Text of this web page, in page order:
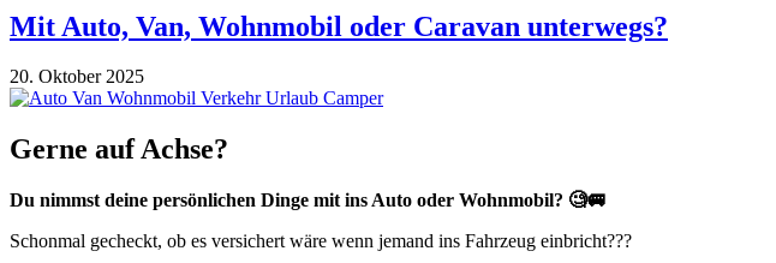
Mit Auto, Van, Wohnmobil oder Caravan unterwegs?
20. Oktober 2025
Gerne auf Achse?
Du nimmst deine persönlichen Dinge mit ins Auto oder Wohnmobil? 🧐🚐
Schonmal gecheckt, ob es versichert wäre wenn jemand ins Fahrzeug einbricht???